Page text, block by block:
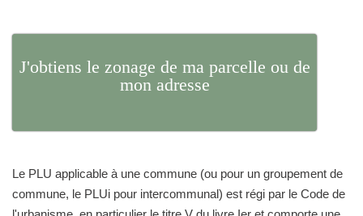
J'obtiens le zonage de ma parcelle ou de
mon adresse
Le PLU applicable à une commune (ou pour un groupement de
commune, le PLUi pour intercommunal) est régi par le Code de